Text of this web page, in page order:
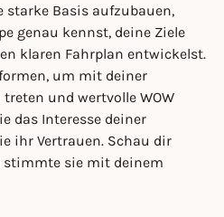
starke Basis aufzubauen,
genau kennst, deine Ziele
klaren Fahrplan entwickelst.
um mit deiner
und wertvolle WOW
das Interesse deiner
ihr Vertrauen. Schau dir
stimmte sie mit deinem